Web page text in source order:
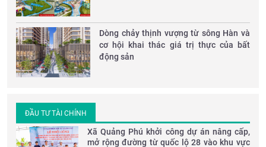
Dòng chảy thịnh vượng từ sông Hàn và
cơ hội khai thác giá trị thực của bất
động sản
ĐẦU TƯ TÀI CHÍNH
Xã Quảng Phú khởi công dự án nâng cấp,
mở rộng đường từ quốc lộ 28 vào khu vực